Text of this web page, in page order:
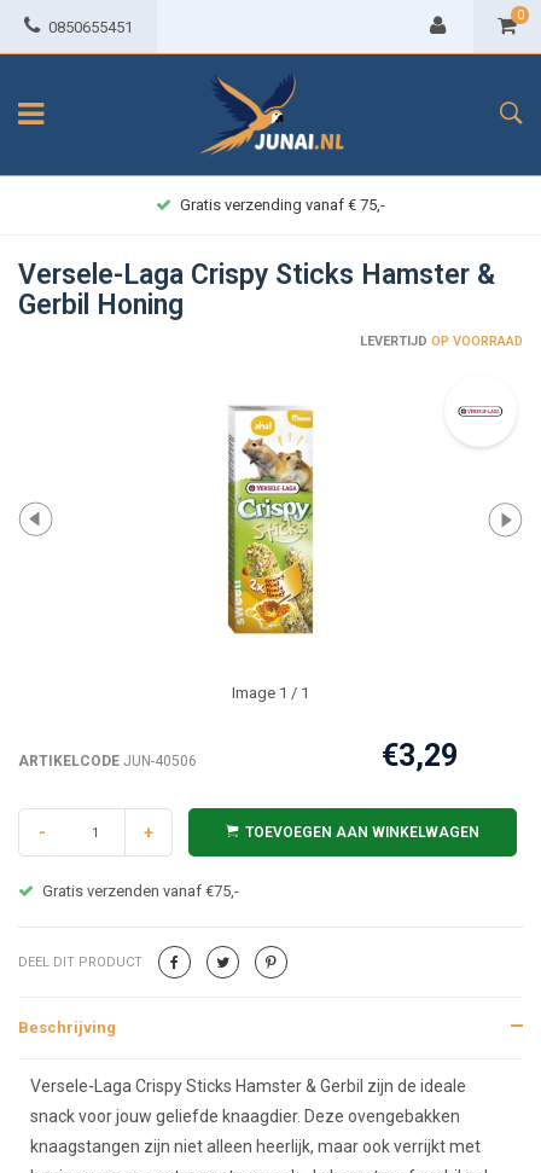
0850655451
0
Gratis verzending vanaf € 75,-
Versele-Laga Crispy Sticks Hamster &
Gerbil Honing
LEVERTIJD OP VOORRAAD
Image 1 / 1
ARTIKELCODE JUN-40506 €3,29
- + TOEVOEGEN AAN WINKELWAGEN
Gratis verzenden vanaf €75,-
DEEL DIT PRODUCT
Beschrijving
Beschrijving
Versele-Laga Crispy Sticks Hamster & Gerbil zijn de ideale
snack voor jouw geliefde knaagdier. Deze ovengebakken
knaagstangen zijn niet alleen heerlijk, maar ook verrijkt met